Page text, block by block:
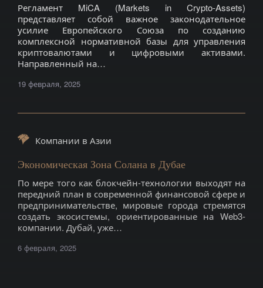
Регламент MiCA (Markets in Crypto-Assets)
представляет собой важное законодательное
усилие Европейского Союза по созданию
комплексной нормативной базы для управления
криптовалютами и цифровыми активами.
Направленный на…
19 февраля, 2025
Компании в Азии
Экономическая Зона Солана в Дубае
По мере того как блокчейн-технологии выходят на
передний план в современной финансовой сфере и
предпринимательстве, мировые города стремятся
создать экосистемы, ориентированные на Web3-
компании. Дубай, уже…
6 февраля, 2025